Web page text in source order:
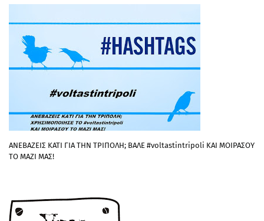
ΑΝΕΒΑΖΕΙΣ ΚΑΤΙ ΓΙΑ ΤΗΝ ΤΡΙΠΟΛΗ; ΒΑΛΕ #voltastintripoli ΚΑΙ ΜΟΙΡΑΣΟΥ
ΤΟ ΜΑΖΙ ΜΑΣ!